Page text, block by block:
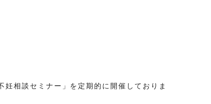
相談セミナー」を定期的に開催しておりま